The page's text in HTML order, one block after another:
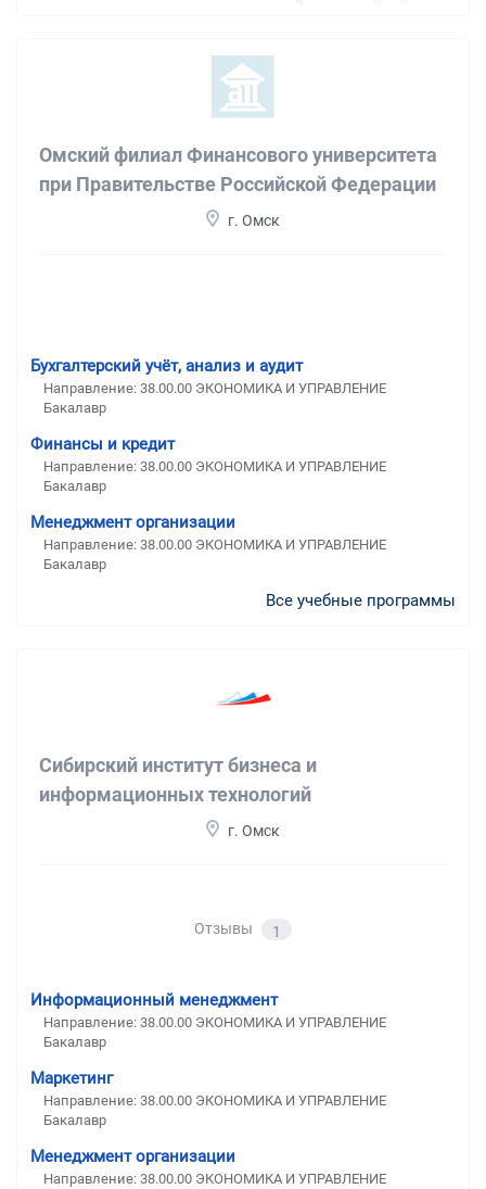
Омский филиал Финансового университета
при Правительстве Российской Федерации
г. Омск
Бухгалтерский учёт, анализ и аудит
Направление: 38.00.00 ЭКОНОМИКА И УПРАВЛЕНИЕ
Бакалавр
Финансы и кредит
Направление: 38.00.00 ЭКОНОМИКА И УПРАВЛЕНИЕ
Бакалавр
Менеджмент организации
Направление: 38.00.00 ЭКОНОМИКА И УПРАВЛЕНИЕ
Бакалавр
Все учебные программы
Сибирский институт бизнеса и
информационных технологий
г. Омск
Отзывы 1
Информационный менеджмент
Направление: 38.00.00 ЭКОНОМИКА И УПРАВЛЕНИЕ
Бакалавр
Маркетинг
Направление: 38.00.00 ЭКОНОМИКА И УПРАВЛЕНИЕ
Бакалавр
Менеджмент организации
Направление: 38.00.00 ЭКОНОМИКА И УПРАВЛЕНИЕ